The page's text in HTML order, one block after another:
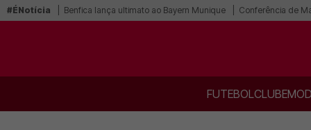
#ÉNotícia Benfica lança ultimato ao Bayern Munique Conferência de
FUTEBOLCLUBE